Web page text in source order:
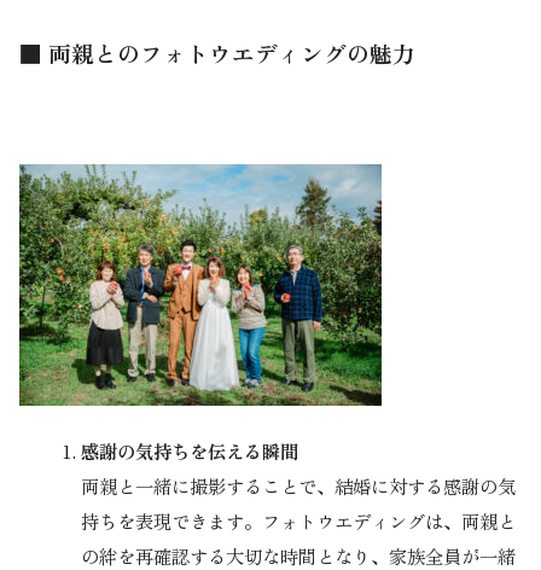
■ 両親とのフォトウエディングの魅力
感謝の気持ちを伝える瞬間
両親と一緒に撮影することで、結婚に対する感謝の気
持ちを表現できます。フォトウエディングは、両親と
の絆を再確認する大切な時間となり、家族全員が一緒